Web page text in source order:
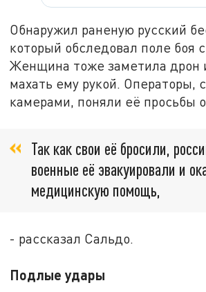
Обнаружил раненую русский
который обследовал поле боя
Женщина тоже заметила дрон
махать ему рукой. Операторы,
камерами, поняли её просьбы
Так как свои её бросили,
военные её эвакуировали и
медицинскую помощь,
- рассказал Сальдо.
Подлые удары